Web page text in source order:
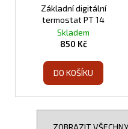
Základní digitální
termostat PT 14
Skladem
850 Kč
DO KOŠÍKU